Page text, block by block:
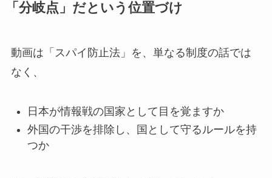
「分岐点」だという位置づけ
動画は「スパイ防止法」を、単なる制度の話では
なく、
日本が情報戦の国家として目を覚ますか
外国の干渉を排除し、国として守るルールを持
つか